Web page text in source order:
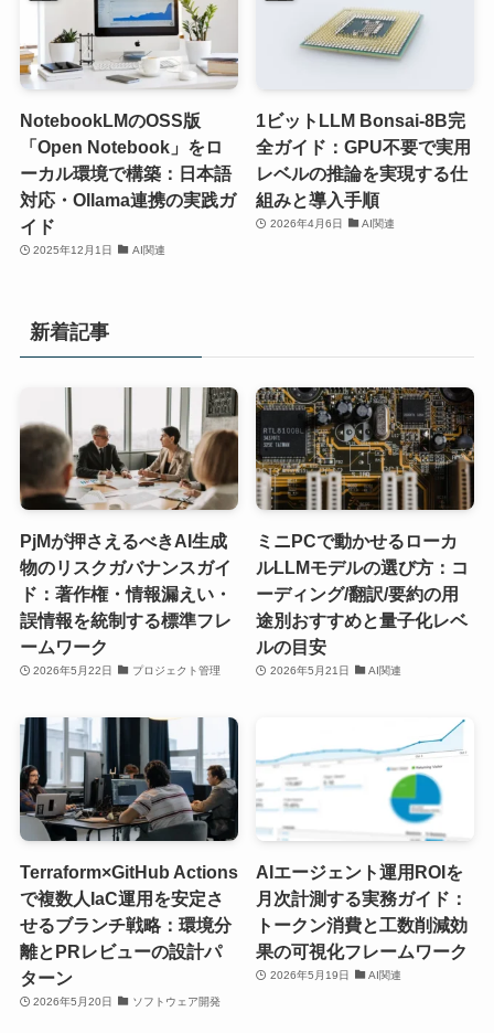
NotebookLMのOSS版
「Open Notebook」をロ
ーカル環境で構築：日本語
対応・Ollama連携の実践ガ
イド
2025年12月1日 AI関連
1ビットLLM Bonsai-8B完
全ガイド：GPU不要で実用
レベルの推論を実現する仕
組みと導入手順
2026年4月6日 AI関連
新着記事
PjMが押さえるべきAI生成
物のリスクガバナンスガイ
ド：著作権・情報漏えい・
誤情報を統制する標準フレ
ームワーク
2026年5月22日 プロジェクト管理
ミニPCで動かせるローカ
ルLLMモデルの選び方：コ
ーディング/翻訳/要約の用
途別おすすめと量子化レベ
ルの目安
2026年5月21日 AI関連
Terraform×GitHub Actions
で複数人IaC運用を安定さ
せるブランチ戦略：環境分
離とPRレビューの設計パ
ターン
2026年5月20日 ソフトウェア開発
AIエージェント運用ROIを
月次計測する実務ガイド：
トークン消費と工数削減効
果の可視化フレームワーク
2026年5月19日 AI関連